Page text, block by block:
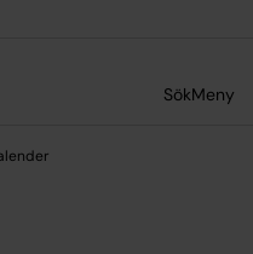
SökMeny